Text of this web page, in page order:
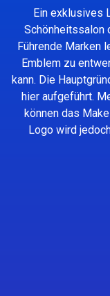
Ein exklusives
Schönheitssalon
Führende Marken
Emblem zu
kann. Die
hier aufgeführt.
können das
Logo wird